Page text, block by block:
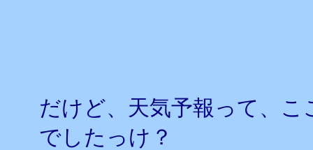
だけど、天気予報って、
でしたっけ？